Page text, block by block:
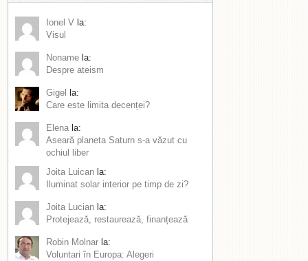
Ionel V la:
Visul
Noname la:
Despre ateism
Gigel
la:
Care este limita decenței?
Elena la:
Aseară planeta Saturn s-a văzut cu
ochiul liber
Joita Luican la:
Iluminat solar interior pe timp de zi?
Joita Lucian la:
Protejează, restaurează, finanțează
Robin Molnar la:
Voluntari în Europa: Alegeri